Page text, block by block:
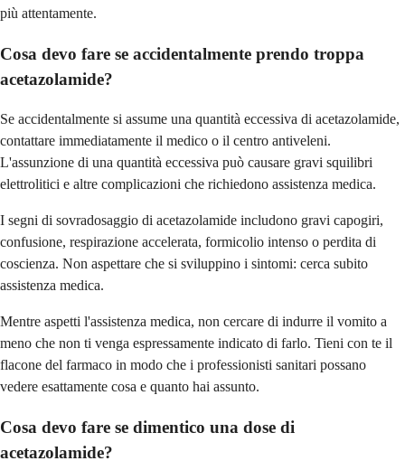
più attentamente.
Cosa devo fare se accidentalmente prendo troppa
acetazolamide?
Se accidentalmente si assume una quantità eccessiva di acetazolamide,
contattare immediatamente il medico o il centro antiveleni.
L'assunzione di una quantità eccessiva può causare gravi squilibri
elettrolitici e altre complicazioni che richiedono assistenza medica.
I segni di sovradosaggio di acetazolamide includono gravi capogiri,
confusione, respirazione accelerata, formicolio intenso o perdita di
coscienza. Non aspettare che si sviluppino i sintomi: cerca subito
assistenza medica.
Mentre aspetti l'assistenza medica, non cercare di indurre il vomito a
meno che non ti venga espressamente indicato di farlo. Tieni con te il
flacone del farmaco in modo che i professionisti sanitari possano
vedere esattamente cosa e quanto hai assunto.
Cosa devo fare se dimentico una dose di
acetazolamide?